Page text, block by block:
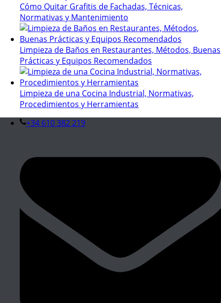
Cómo Quitar Grafitis de Fachadas, Técnicas,
Normativas y Mantenimiento
Limpieza de Baños en Restaurantes, Métodos, Buenas
Prácticas y Equipos Recomendados
Limpieza de una Cocina Industrial, Normativas,
Procedimientos y Herramientas
+34 610 382 219